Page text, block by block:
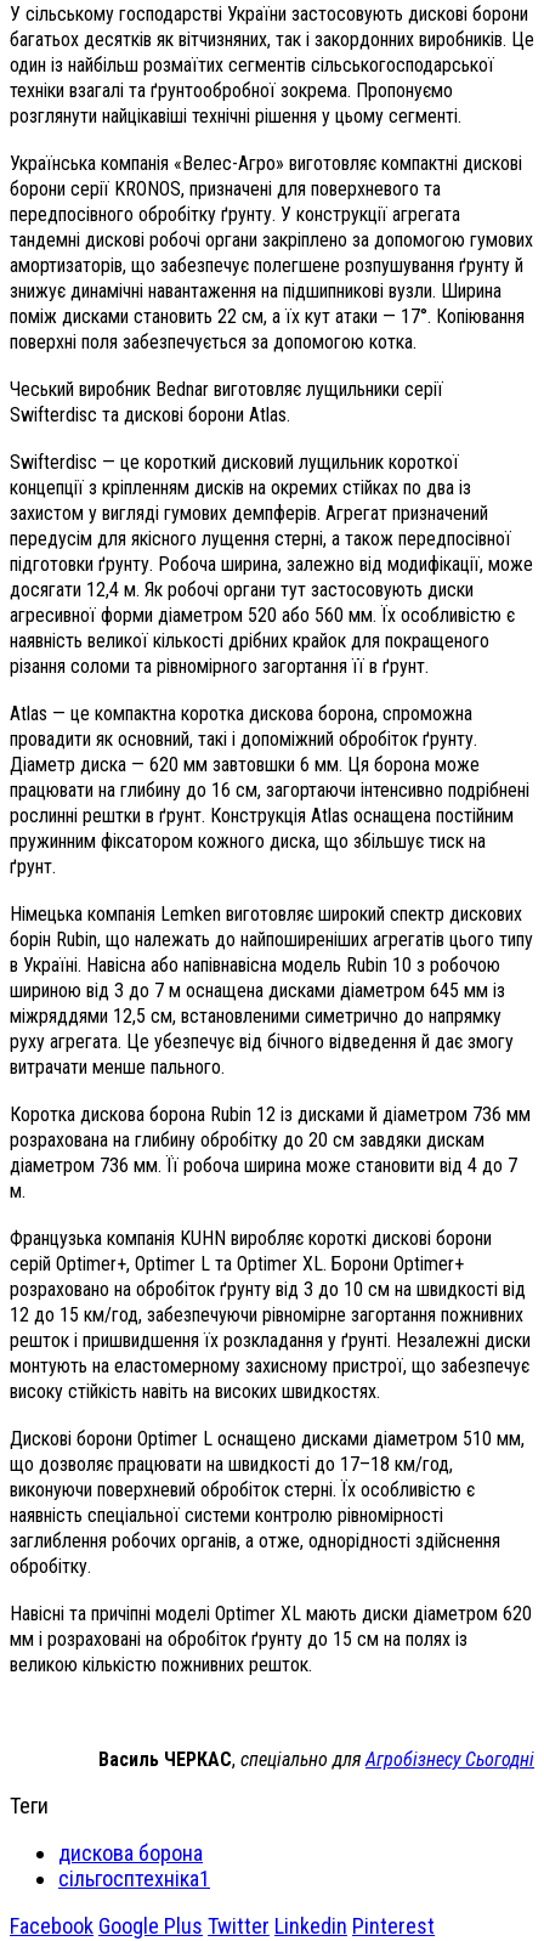
У сільському господарстві України застосовують дискові борони
багатьох десятків як вітчизняних, так і закордонних виробників. Це
один із найбільш розмаїтих сегментів сільськогосподарської
техніки взагалі та ґрунтообробної зокрема. Пропонуємо
розглянути найцікавіші технічні рішення у цьому сегменті.
Українська компанія «Велес-Агро» виготовляє компактні дискові
борони серії KRONOS, призначені для поверхневого та
передпосівного обробітку ґрунту. У конструкції агрегата
тандемні дискові робочі органи закріплено за допомогою гумових
амортизаторів, що забезпечує полегшене розпушування ґрунту й
знижує динамічні навантаження на підшипникові вузли. Ширина
поміж дисками становить 22 см, а їх кут атаки — 17°. Копіювання
поверхні поля забезпечується за допомогою котка.
Чеський виробник Bednar виготовляє лущильники серії
Swifterdisc та дискові борони Atlas.
Swifterdisc — це короткий дисковий лущильник короткої
концепції з кріпленням дисків на окремих стійках по два із
захистом у вигляді гумових демпферів. Агрегат призначений
передусім для якісного лущення стерні, а також передпосівної
підготовки ґрунту. Робоча ширина, залежно від модифікації, може
досягати 12,4 м. Як робочі органи тут застосовують диски
агресивної форми діаметром 520 або 560 мм. Їх особливістю є
наявність великої кількості дрібних крайок для покращеного
різання соломи та рівномірного загортання її в ґрунт.
Atlas — це компактна коротка дискова борона, спроможна
провадити як основний, такі і допоміжний обробіток ґрунту.
Діаметр диска — 620 мм завтовшки 6 мм. Ця борона може
працювати на глибину до 16 см, загортаючи інтенсивно подрібнені
рослинні рештки в ґрунт. Конструкція Atlas оснащена постійним
пружинним фіксатором кожного диска, що збільшує тиск на
ґрунт.
Німецька компанія Lemken виготовляє широкий спектр дискових
борін Rubin, що належать до найпоширеніших агрегатів цього типу
в Україні. Навісна або напівнавісна модель Rubin 10 з робочою
шириною від 3 до 7 м оснащена дисками діаметром 645 мм із
міжряддями 12,5 см, встановленими симетрично до напрямку
руху агрегата. Це убезпечує від бічного відведення й дає змогу
витрачати менше пального.
Коротка дискова борона Rubin 12 із дисками й діаметром 736 мм
розрахована на глибину обробітку до 20 см завдяки дискам
діаметром 736 мм. Її робоча ширина може становити від 4 до 7
м.
Французька компанія KUHN виробляє короткі дискові борони
серій Optimer+, Optimer L та Optimer XL. Борони Optimer+
розраховано на обробіток ґрунту від 3 до 10 см на швидкості від
12 до 15 км/год, забезпечуючи рівномірне загортання пожнивних
решток і пришвидшення їх розкладання у ґрунті. Незалежні диски
монтують на еластомерному захисному пристрої, що забезпечує
високу стійкість навіть на високих швидкостях.
Дискові борони Optimer L оснащено дисками діаметром 510 мм,
що дозволяє працювати на швидкості до 17–18 км/год,
виконуючи поверхневий обробіток стерні. Їх особливістю є
наявність спеціальної системи контролю рівномірності
заглиблення робочих органів, а отже, однорідності здійснення
обробітку.
Навісні та причіпні моделі Optimer XL мають диски діаметром 620
мм і розраховані на обробіток ґрунту до 15 см на полях із
великою кількістю пожнивних решток.
Василь ЧЕРКАС, спеціально дляАгробізнесу Сьогодні
Теги
дискова борона
сільгосптехніка1
Facebook Google Plus Twitter Linkedin Pinterest